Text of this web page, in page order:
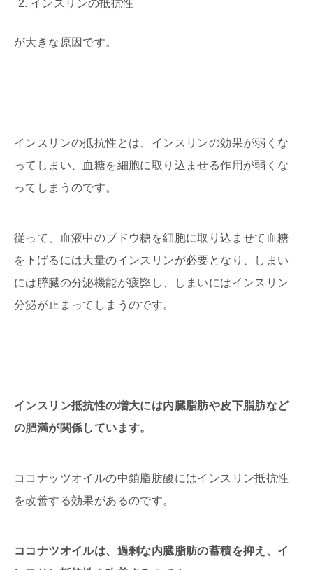
インスリンの抵抗性
が大きな原因です。
インスリンの抵抗性とは、インスリンの効果が弱くな
ってしまい、血糖を細胞に取り込ませる作用が弱くな
ってしまうのです。
従って、血液中のブドウ糖を細胞に取り込ませて血糖
を下げるには大量のインスリンが必要となり、しまい
には膵臓の分泌機能が疲弊し、しまいにはインスリン
分泌が止まってしまうのです。
インスリン抵抗性の増大には内臓脂肪や皮下脂肪など
の肥満が関係しています。
ココナッツオイルの中鎖脂肪酸にはインスリン抵抗性
を改善する効果があるのです。
ココナツオイルは、過剰な内臓脂肪の蓄積を抑え、イ